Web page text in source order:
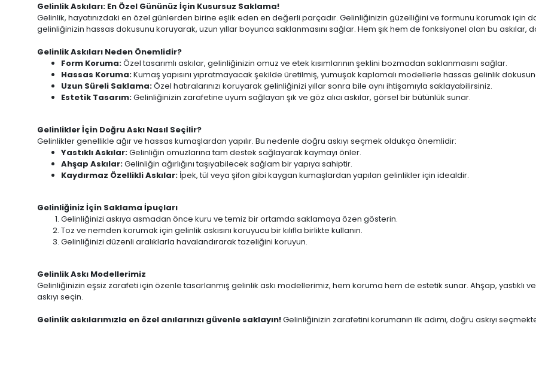
Gelinlik Askıları: En Özel Gününüz İçin Kusursuz Saklama!
Gelinlik, hayatınızdaki en özel günlerden birine eşlik eden en değerli parçadır. Gelinliğinizin güzelliğini ve formunu korumak için
gelinliğinizin hassas dokusunu koruyarak, uzun yıllar boyunca saklanmasını sağlar. Hem şık hem de fonksiyonel olan bu
Gelinlik Askıları Neden Önemlidir?
Form Koruma:Özel tasarımlı askılar, gelinliğinizin omuz ve etek kısımlarının şeklini bozmadan saklanmasını sağlar.
Hassas Koruma:Kumaş yapısını yıpratmayacak şekilde üretilmiş, yumuşak kaplamalı modellerle hassas gelinlik
Uzun Süreli Saklama:Özel hatıralarınızı koruyarak gelinliğinizi yıllar sonra bile aynı ihtişamıyla saklayabilirsiniz.
Estetik Tasarım:Gelinliğinizin zarafetine uyum sağlayan şık ve göz alıcı askılar, görsel bir bütünlük sunar.
Gelinlikler İçin Doğru Askı Nasıl Seçilir?
Gelinlikler genellikle ağır ve hassas kumaşlardan yapılır. Bu nedenle doğru askıyı seçmek oldukça önemlidir:
Yastıklı Askılar:Gelinliğin omuzlarına tam destek sağlayarak kaymayı önler.
Ahşap Askılar:Gelinliğin ağırlığını taşıyabilecek sağlam bir yapıya sahiptir.
Kaydırmaz Özellikli Askılar: İpek, tül veya şifon gibi kaygan kumaşlardan yapılan gelinlikler için idealdir.
Gelinliğiniz İçin Saklama İpuçları
Gelinliğinizi askıya asmadan önce kuru ve temiz bir ortamda saklamaya özen gösterin.
Toz ve nemden korumak için gelinlik askısını koruyucu bir kılıfla birlikte kullanın.
Gelinliğinizi düzenli aralıklarla havalandırarak tazeliğini koruyun.
Gelinlik Askı Modellerimiz
Gelinliğinizin eşsiz zarafeti için özenle tasarlanmış gelinlik askı modellerimiz, hem koruma hem de estetik sunar. Ahşap,
askıyı seçin.
Gelinlik askılarımızla en özel anılarınızı güvenle saklayın!Gelinliğinizin zarafetini korumanın ilk adımı, doğru askıyı